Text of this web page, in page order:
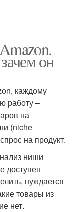
он
каждому
работу –
на
(niche
на продукт.
ниши
доступен
нуждается
товары из
нет.